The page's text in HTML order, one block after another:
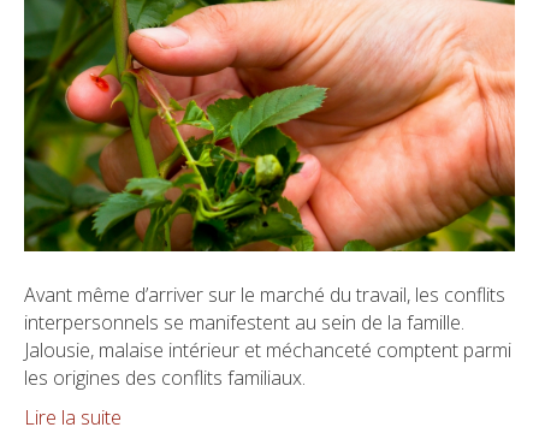
Avant même d’arriver sur le marché du travail, les conflits
interpersonnels se manifestent au sein de la famille.
Jalousie, malaise intérieur et méchanceté comptent parmi
les origines des conflits familiaux.
Lire la suite